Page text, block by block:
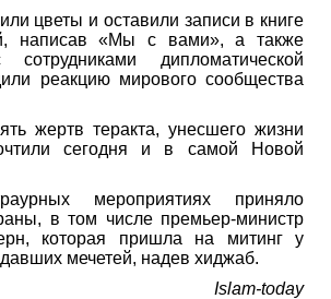
цветы и оставили записи в книге
написав «Мы с вами», а также
сотрудниками дипломатической
реакцию мирового сообщества
жертв теракта, унесшего жизни
сегодня и в самой Новой
мероприятиях приняло
в том числе премьер-министр
которая пришла на митинг у
мечетей, надев хиджаб.
Islam-today